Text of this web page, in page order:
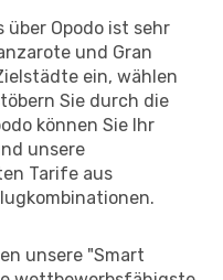
Opodo ist sehr
und Gran
ein, wählen
Sie durch die
können Sie Ihr
unsere
Tarife aus
unsere "Smart